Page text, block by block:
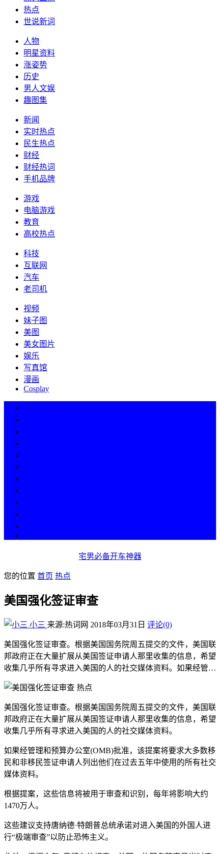
热点
世说新词
人物
明星资料
涨姿势
历史
男人文娱
趣图集
新闻
实时热点
民生热点
财经
财经热词
手机品牌
游戏
电脑游戏
教育
高校热点
科技
互联网
汽车
老司机
视频
妹子图
美图
美女图片
娱乐
写真馆
漫画
Cosplay
宅男必备开车神器
您的位置 首页 热点
美国强化签证审查
小三 来源:热词网 2018年03月31日 评论(0)
美国强化签证审查。根据美国国务院周五提交的文件，美国联
邦政府正在大量扩展从美国签证申请人那里收集的信息，希望
收集几乎所有寻求进入美国的人的社交媒体资料。如果经管…
美国强化签证审查。根据美国国务院周五提交的文件，美国联
邦政府正在大量扩展从美国签证申请人那里收集的信息，希望
收集几乎所有寻求进入美国的人的社交媒体资料。
如果经管理和预算办公室(OMB)批准，该提案将要求大多数移
民和非移民签证申请人列出他们在过去五年中使用的所有社交
媒体资料。
根据提案，这些信息将被用于审查和识别，每年将影响大约
1470万人。
这些建议支持唐纳德·特朗普总统承诺对进入美国的外国人进
行“极端审查”以防止恐怖主义。